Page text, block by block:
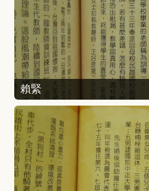
賴緊